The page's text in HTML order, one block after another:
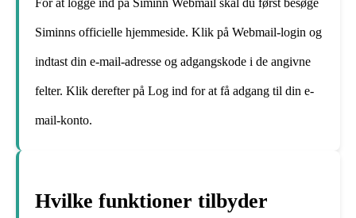
Siminns officielle hjemmeside. Klik på Webmail-login og
indtast din e-mail-adresse og adgangskode i de angivne
felter. Klik derefter på Log ind for at få adgang til din e-
mail-konto.
Hvilke funktioner tilbyder